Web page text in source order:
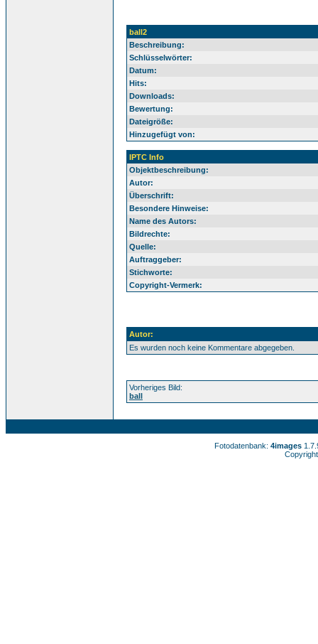
ball2
Beschreibung:
Schlüsselwörter:
Datum:
Hits:
Downloads:
Bewertung:
Dateigröße:
Hinzugefügt von:
IPTC Info
Objektbeschreibung:
Autor:
Überschrift:
Besondere Hinweise:
Name des Autors:
Bildrechte:
Quelle:
Auftraggeber:
Stichworte:
Copyright-Vermerk:
Autor:
Es wurden noch keine Kommentare abgegeben.
Vorheriges Bild:
ball
Fotodatenbank: 4images